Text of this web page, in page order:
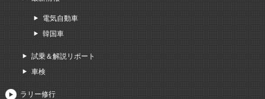
電気自動車
韓国車
試乗＆解説リポート
車検
ラリー修行